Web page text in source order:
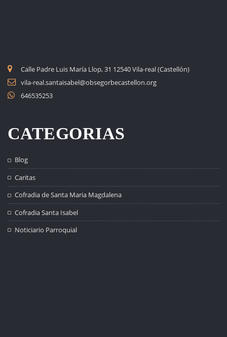
Calle Padre Luis María Llop, 31 12540 Vila-real (Castellón)
vila-real.santaisabel@obsegorbecastellon.org
646535253
CATEGORIAS
Blog
Caritas
Cofradia de Santa Maria Magdalena
Cofradia Santa Isabel
Noticiario Parroquial